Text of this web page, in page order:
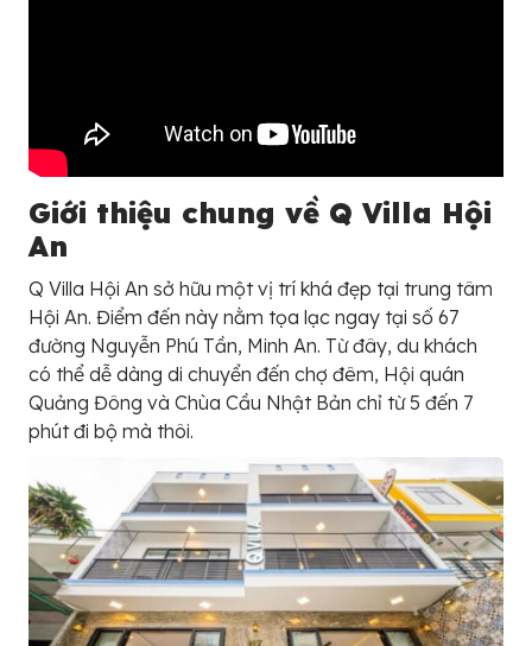
Giới thiệu chung về Q Villa Hội
An
Q Villa Hội An sở hữu một vị trí khá đẹp tại trung tâm
Hội An. Điểm đến này nằm tọa lạc ngay tại số 67
đường Nguyễn Phú Tần, Minh An. Từ đây, du khách
có thể dễ dàng di chuyển đến chợ đêm, Hội quán
Quảng Đông và Chùa Cầu Nhật Bản chỉ từ 5 đến 7
phút đi bộ mà thôi.